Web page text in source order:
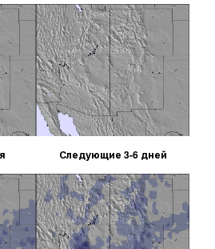
Следующие 3-6 дней